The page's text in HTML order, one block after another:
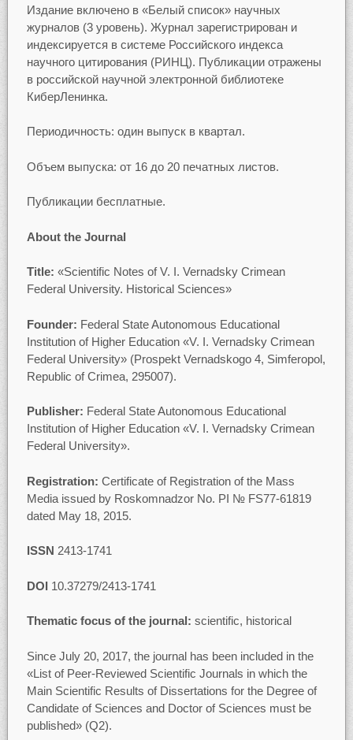
Издание включено в «Белый список» научных
журналов (3 уровень). Журнал зарегистрирован и
индексируется в системе Российского индекса
научного цитирования (РИНЦ). Публикации отражены
в российской научной электронной библиотеке
КиберЛенинка.
Периодичность: один выпуск в квартал.
Объем выпуска: от 16 до 20 печатных листов.
Публикации бесплатные.
About the Journal
Title: «Scientific Notes of V. I. Vernadsky Crimean
Federal University. Historical Sciences»
Founder: Federal State Autonomous Educational
Institution of Higher Education «V. I. Vernadsky Crimean
Federal University» (Prospekt Vernadskogo 4, Simferopol,
Republic of Crimea, 295007).
Publisher: Federal State Autonomous Educational
Institution of Higher Education «V. I. Vernadsky Crimean
Federal University».
Registration: Certificate of Registration of the Mass
Media issued by Roskomnadzor No. PI № FS77-61819
dated May 18, 2015.
ISSN 2413-1741
DOI10.37279/2413-1741
Thematic focus of the journal: scientific, historical
Since July 20, 2017, the journal has been included in the
«List of Peer-Reviewed Scientific Journals in which the
Main Scientific Results of Dissertations for the Degree of
Candidate of Sciences and Doctor of Sciences must be
published» (Q2).